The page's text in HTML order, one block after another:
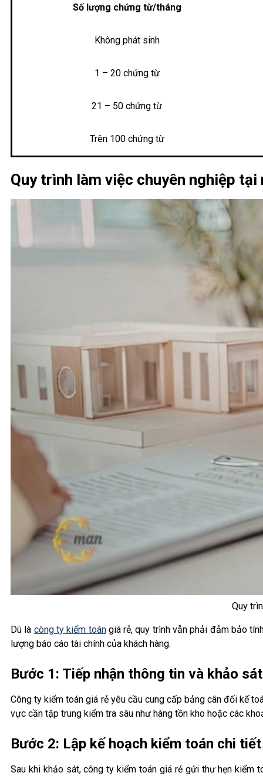
Số lượng chứng từ/tháng
Không phát sinh
1 – 20 chứng từ
21 – 50 chứng từ
Trên 100 chứng từ
Quy trình làm việc chuyên nghiệp
Quy
Dù là công ty kiểm toángiá rẻ, quy trình vẫn phải đảm bảo
lượng báo cáo tài chính của khách hàng.
Bước 1: Tiếp nhận thông tin và khảo
Công ty kiểm toán giá rẻ yêu cầu cung cấp bảng cân đối kế
vực cần tập trung kiểm tra sâu như hàng tồn kho hoặc các
Bước 2: Lập kế hoạch kiểm toán chi tiết
Sau khi khảo sát, công ty kiểm toán giá rẻ gửi thư hẹn kiểm